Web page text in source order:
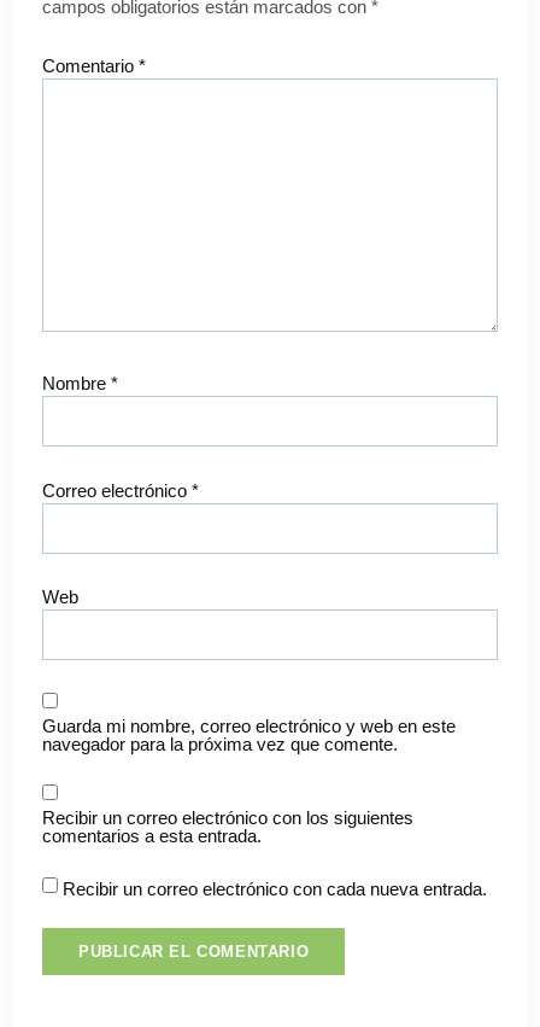
campos obligatorios están marcados con *
Comentario *
Nombre *
Correo electrónico *
Web
Guarda mi nombre, correo electrónico y web en este
navegador para la próxima vez que comente.
Recibir un correo electrónico con los siguientes
comentarios a esta entrada.
Recibir un correo electrónico con cada nueva entrada.